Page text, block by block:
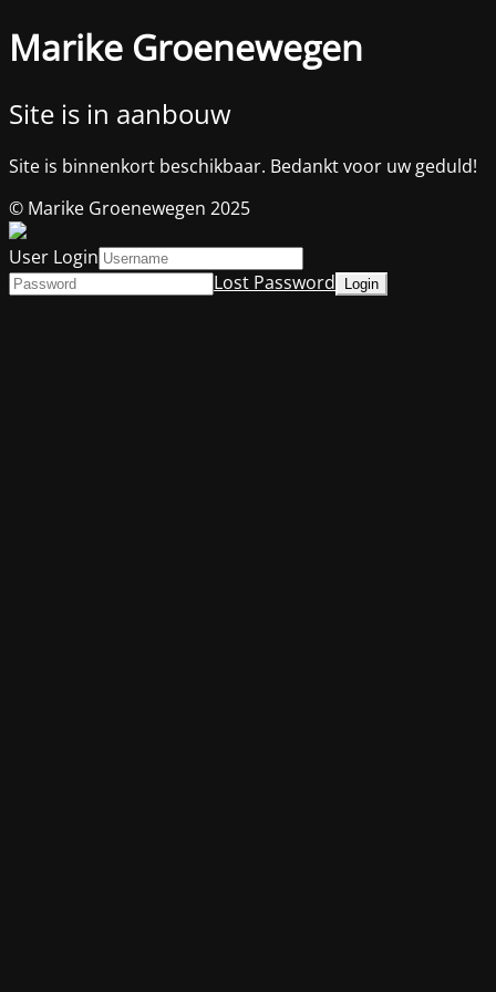
Marike Groenewegen
Site is in aanbouw
Site is binnenkort beschikbaar. Bedankt voor uw geduld!
© Marike Groenewegen 2025
User Login
Lost Password